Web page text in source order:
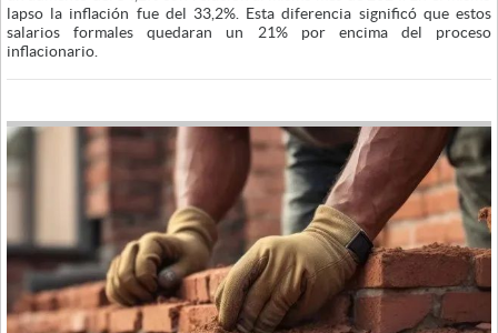
lapso la inflación fue del 33,2%. Esta diferencia significó que estos
salarios formales quedaran un 21% por encima del proceso
inflacionario.